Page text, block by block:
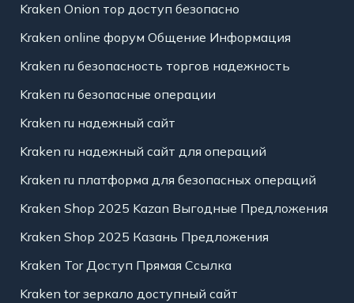
Kraken Onion тор доступ безопасно
Kraken online форум Общение Информация
Kraken ru безопасность торгов надежность
Kraken ru безопасные операции
Kraken ru надежный сайт
Kraken ru надежный сайт для операций
Kraken ru платформа для безопасных операций
Kraken Shop 2025 Kazan Выгодные Предложения
Kraken Shop 2025 Казань Предложения
Kraken Tor Доступ Прямая Ссылка
Kraken tor зеркало доступный сайт